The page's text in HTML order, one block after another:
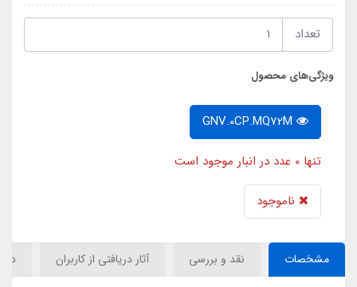
تعداد
ویژگی‌های محصول
تنها 0 عدد در انبار موجود است
ناموجود
مشخصات نقد و بررسی آثار دریافتی از کاربران